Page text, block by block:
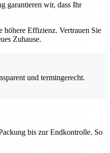
garantieren wir, dass Ihr
höhere Effizienz. Vertrauen Sie
Zuhause.
und termingerecht.
bis zur Endkontrolle. So